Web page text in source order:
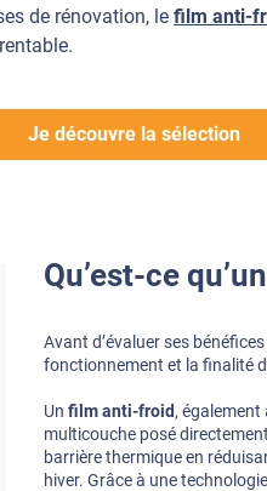
de rénovation, le film anti-
Je découvre la sélection
Qu’est-ce
Avant d’évaluer ses
fonctionnement et la finalité
Un film anti-froid, également
multicouche posé
barrière thermique en
hiver. Grâce à une